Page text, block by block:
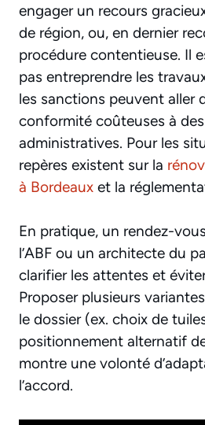
engager un recours
de région, ou, en dernier
procédure contentieuse. Il
pas entreprendre les
les sanctions peuvent aller
conformité coûteuses à
administratives. Pour les
repères existent sur la
à Bordeaux et la
En pratique, un rendez-
l’ABF ou un architecte du
clarifier les attentes et
Proposer plusieurs
le dossier (ex. choix de
positionnement alternatif
montre une volonté
l’accord.